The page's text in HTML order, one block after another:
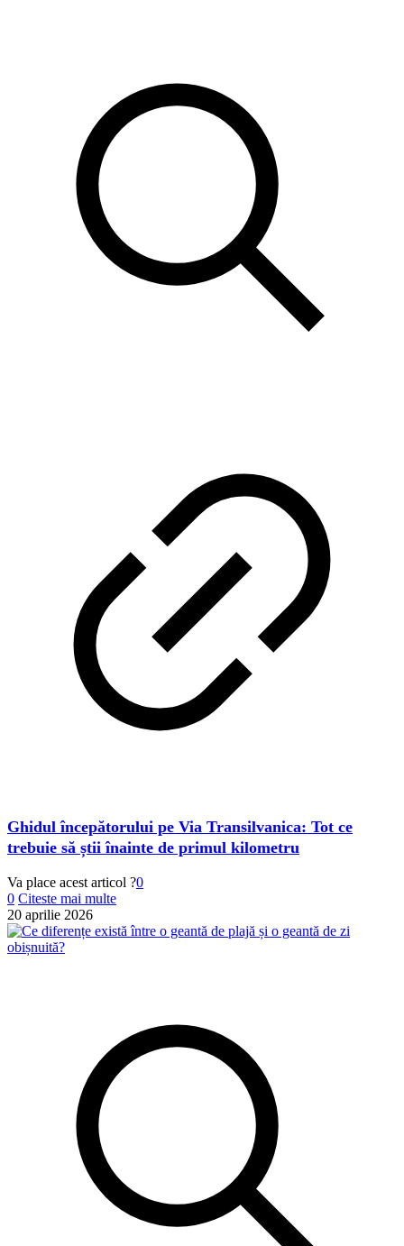
Ghidul începătorului pe Via Transilvanica: Tot ce
trebuie să știi înainte de primul kilometru
Va place acest articol ?0
0 Citeste mai multe
20 aprilie 2026